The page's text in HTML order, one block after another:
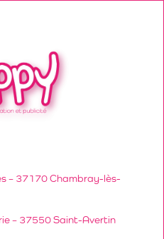
– 37170 Chambray-lès-
– 37550 Saint-Avertin